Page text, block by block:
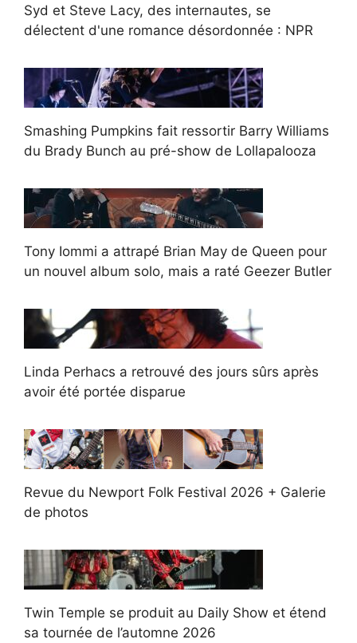
Syd et Steve Lacy, des internautes, se
délectent d'une romance désordonnée : NPR
Smashing Pumpkins fait ressortir Barry Williams
du Brady Bunch au pré-show de Lollapalooza
Tony Iommi a attrapé Brian May de Queen pour
un nouvel album solo, mais a raté Geezer Butler
Linda Perhacs a retrouvé des jours sûrs après
avoir été portée disparue
Revue du Newport Folk Festival 2026 + Galerie
de photos
Twin Temple se produit au Daily Show et étend
sa tournée de l’automne 2026